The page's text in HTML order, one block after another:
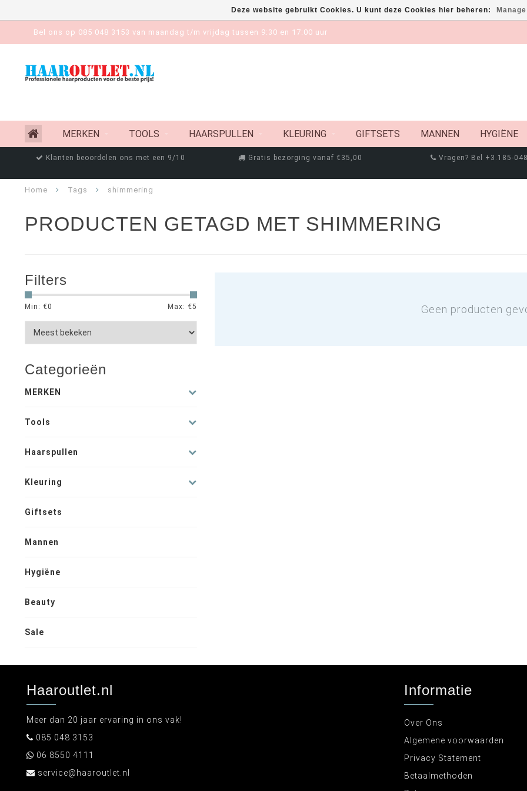
Bel ons op 085 048 3153 van maandag t/m vrijdag tussen 9:30 en 17:00 uur
MERKEN TOOLS HAARSPULLEN KLEURING GIFTSETS MANNEN HYGIËNE
Klanten beoordelen ons met een 9/10 Gratis bezorging vanaf €35,00 Vragen? Bel +3.185-
Home Tags shimmering
PRODUCTEN GETAGD MET SHIMMERING
Filters
Min: €0 Max: €5
Categorieën
MERKEN
Tools
Haarspullen
Kleuring
Giftsets
Mannen
Hygiëne
Beauty
Sale
Geen producten
Deze website gebruikt Cookies. U kunt deze Cookies hier beheren:
Haaroutlet.nl
Meer dan 20 jaar ervaring in ons vak!
085 048 3153
06 8550 4111
service@haaroutlet.nl
Informatie
Over Ons
Algemene voorwaarden
Privacy Statement
Betaalmethoden